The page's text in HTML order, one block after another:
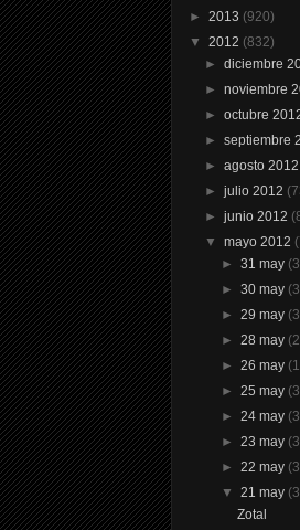
► 2013 (920)
▼ 2012 (832)
►diciembre
►noviembre
►octubre
►septiembre
►agosto 2012
►julio 2012
►junio 2012
▼mayo 2012
► 31 may
► 30 may
► 29 may
► 28 may
► 26 may
► 25 may
► 24 may
► 23 may
► 22 may
▼ 21 may
Zotal